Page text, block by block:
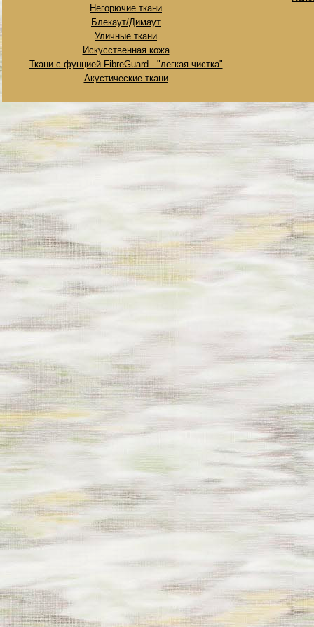
Негорючие ткани
Блекаут/Димаут
Уличные ткани
Искусственная кожа
Ткани с фунцией FibreGuard - "легкая чистка"
Акустические ткани